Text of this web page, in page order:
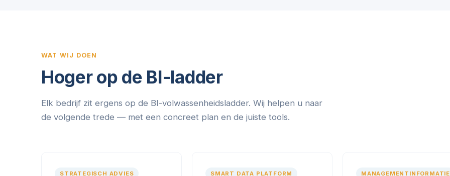
WAT WIJ DOEN
Hoger op de BI-ladder
Elk bedrijf zit ergens op de BI-volwassenheidsladder. Wij helpen u naar
de volgende trede — met een concreet plan en de juiste tools.
STRATEGISCH ADVIES SMART DATA PLATFORM MANAGEMENTINFORMATIE